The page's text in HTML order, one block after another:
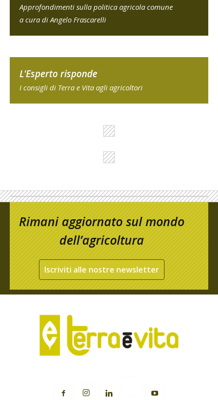
Approfondimenti sulla politica agricola comune
a cura di Angelo Frascarelli
L'Esperto risponde
I consigli di Terra e Vita agli agricoltori
Rimani aggiornato sul mondo
dell’agricoltura
Iscriviti alle nostre newsletter